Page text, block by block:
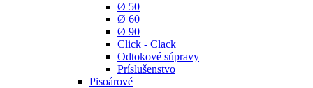
Ø 50
Ø 60
Ø 90
Click - Clack
Odtokové súpravy
Príslušenstvo
Pisoárové